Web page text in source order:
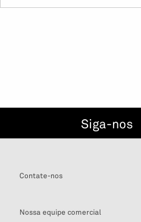
Siga-nos
Contate-nos
Nossa equipe comercial